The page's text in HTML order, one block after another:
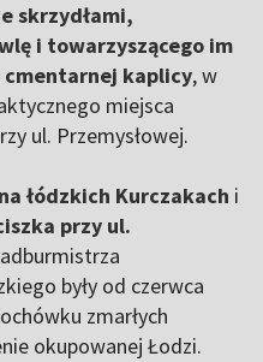
skrzydłami,
i towarzyszącego im
cmentarnej kaplicy, w
miejsca
ul. Przemysłowej.
łódzkich Kurczakach i
przy ul.
były od czerwca
zmarłych
okupowanej Łodzi.